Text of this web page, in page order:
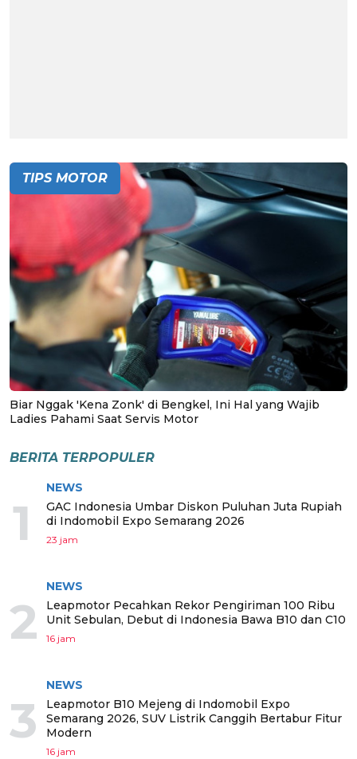
TIPS MOTOR
Biar Nggak 'Kena Zonk' di Bengkel, Ini Hal yang Wajib
Ladies Pahami Saat Servis Motor
BERITA TERPOPULER
1
NEWS
GAC Indonesia Umbar Diskon Puluhan Juta Rupiah
di Indomobil Expo Semarang 2026
23 jam
2
NEWS
Leapmotor Pecahkan Rekor Pengiriman 100 Ribu
Unit Sebulan, Debut di Indonesia Bawa B10 dan C10
16 jam
3
NEWS
Leapmotor B10 Mejeng di Indomobil Expo
Semarang 2026, SUV Listrik Canggih Bertabur Fitur
Modern
16 jam